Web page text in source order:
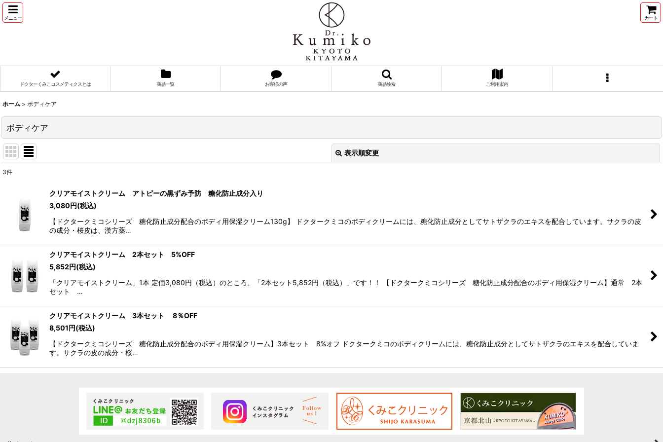
メニュー カート
ドクターくみこコスメティクスとは 商品一覧 お客様の声 商品検索 ご利用案内
ホーム > ボディケア
ボディケア
表示順変更
並び順
3件
クリアモイストクリーム アトピーの黒ずみ予防 糖化防止成分入り
3,080円(税込)
【ドクタークミコシリーズ 糖化防止成分配合のボディ用保湿クリーム130g】 ドクタークミコのボディクリームには、糖化防止成分としてサトザクラのエキスを配合しています。サクラの皮
の成分・桜皮は、漢方薬…
クリアモイストクリーム 2本セット 5%OFF
5,852円(税込)
「クリアモイストクリーム」1本 定価3,080円（税込）のところ、「2本セット5,852円（税込）」です！！ 【ドクタークミコシリーズ 糖化防止成分配合のボディ用保湿クリーム】通常 2本
セット …
クリアモイストクリーム 3本セット 8％OFF
8,501円(税込)
【ドクタークミコシリーズ 糖化防止成分配合のボディ用保湿クリーム】3本セット 8%オフ ドクタークミコのボディクリームには、糖化防止成分としてサトザクラのエキスを配合していま
す。サクラの皮の成分・桜…